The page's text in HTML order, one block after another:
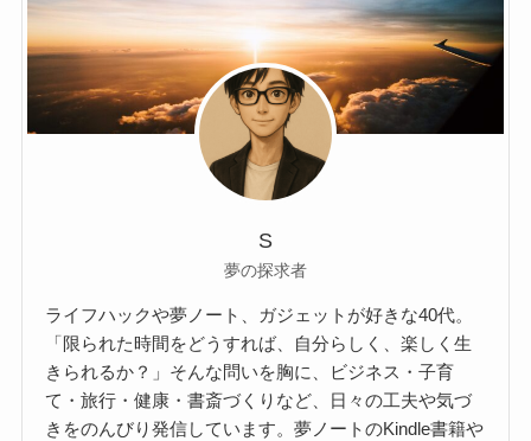
S
夢の探求者
ライフハックや夢ノート、ガジェットが好きな40代。
「限られた時間をどうすれば、自分らしく、楽しく生
きられるか？」そんな問いを胸に、ビジネス・子育
て・旅行・健康・書斎づくりなど、日々の工夫や気づ
きをのんびり発信しています。夢ノートのKindle書籍や